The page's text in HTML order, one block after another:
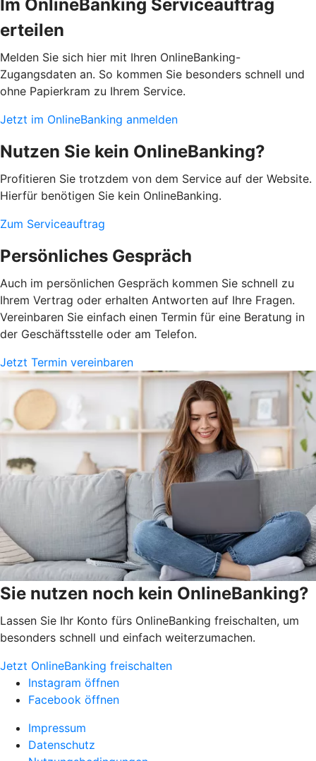
Im OnlineBanking Serviceauftrag
erteilen
Melden Sie sich hier mit Ihren OnlineBanking-
Zugangsdaten an. So kommen Sie besonders schnell und
ohne Papierkram zu Ihrem Service.
Jetzt im OnlineBanking anmelden
Nutzen Sie kein OnlineBanking?
Profitieren Sie trotzdem von dem Service auf der Website.
Hierfür benötigen Sie kein OnlineBanking.
Zum Serviceauftrag
Persönliches Gespräch
Auch im persönlichen Gespräch kommen Sie schnell zu
Ihrem Vertrag oder erhalten Antworten auf Ihre Fragen.
Vereinbaren Sie einfach einen Termin für eine Beratung in
der Geschäftsstelle oder am Telefon.
Jetzt Termin vereinbaren
Sie nutzen noch kein OnlineBanking?
Lassen Sie Ihr Konto fürs OnlineBanking freischalten, um
besonders schnell und einfach weiterzumachen.
Jetzt OnlineBanking freischalten
Instagram öffnen
Facebook öffnen
Impressum
Datenschutz